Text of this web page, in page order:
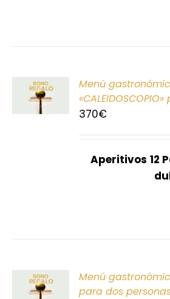
Menú
370€
Aperitivos 12
Menú
para dos